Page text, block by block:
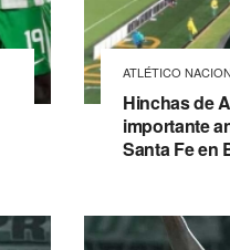
ATLÉTICO
Hinchas de
importante
Santa Fe en